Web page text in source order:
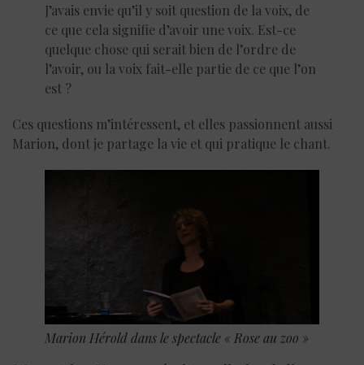
J’avais envie qu’il y soit question de la voix, de
ce que cela signifie d’avoir une voix. Est-ce
quelque chose qui serait bien de l’ordre de
l’avoir, ou la voix fait-elle partie de ce que l’on
est ?
Ces questions m’intéressent, et elles passionnent aussi
Marion, dont je partage la vie et qui pratique le chant.
Marion Hérold dans le spectacle « Rose au zoo »